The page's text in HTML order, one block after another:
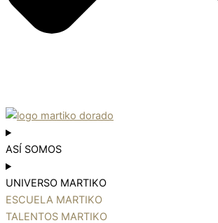
ASÍ SOMOS
UNIVERSO MARTIKO
ESCUELA MARTIKO
TALENTOS MARTIKO